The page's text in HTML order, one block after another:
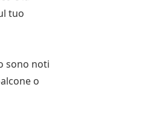
tuo
sono noti
o